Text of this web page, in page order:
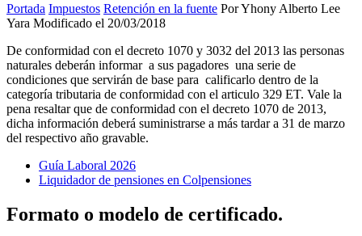
Portada Impuestos Retención en la fuente Por Yhony Alberto Lee
Yara Modificado el 20/03/2018
De conformidad con el decreto 1070 y 3032 del 2013 las personas
naturales deberán informar a sus pagadores una serie de
condiciones que servirán de base para calificarlo dentro de la
categoría tributaria de conformidad con el articulo 329 ET. Vale la
pena resaltar que de conformidad con el decreto 1070 de 2013,
dicha información deberá suministrarse a más tardar a 31 de marzo
del respectivo año gravable.
Guía Laboral 2026
Liquidador de pensiones en Colpensiones
Formato o modelo de certificado.